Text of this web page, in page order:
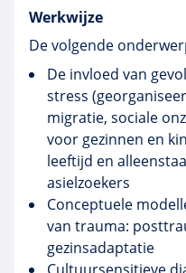
Werkwijze
De volgende
De invloed van
stress
migratie, sociale
voor gezinnen en
leeftijd en
asielzoekers
Conceptuele
van trauma:
gezinsadaptatie